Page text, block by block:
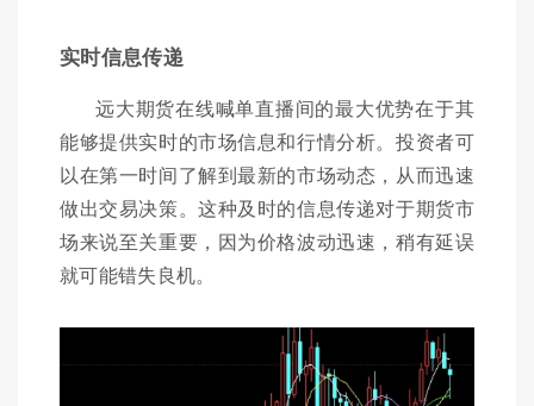
实时信息传递
远大期货在线喊单直播间的最大优势在于其
能够提供实时的市场信息和行情分析。投资者可
以在第一时间了解到最新的市场动态，从而迅速
做出交易决策。这种及时的信息传递对于期货市
场来说至关重要，因为价格波动迅速，稍有延误
就可能错失良机。